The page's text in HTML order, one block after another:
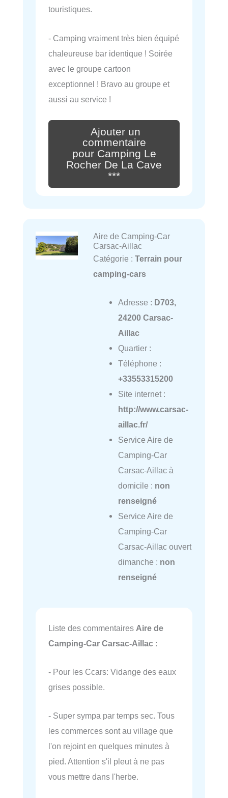
touristiques.
- Camping vraiment très bien équipé
chaleureuse bar identique ! Soirée
avec le groupe cartoon
exceptionnel ! Bravo au groupe et
aussi au service !
Ajouter un
commentaire
pour Camping Le
Rocher De La Cave
***
Aire de Camping-Car
Carsac-Aillac
Catégorie : Terrain pour
camping-cars
Adresse : D703,
24200 Carsac-
Aillac
Quartier :
Téléphone :
+33553315200
Site internet :
http://www.carsac-
aillac.fr/
Service Aire de
Camping-Car
Carsac-Aillac à
domicile : non
renseigné
Service Aire de
Camping-Car
Carsac-Aillac ouvert
dimanche : non
renseigné
Liste des commentaires Aire de
Camping-Car Carsac-Aillac :
- Pour les Ccars: Vidange des eaux
grises possible.
- Super sympa par temps sec. Tous
les commerces sont au village que
l'on rejoint en quelques minutes à
pied. Attention s'il pleut à ne pas
vous mettre dans l'herbe.